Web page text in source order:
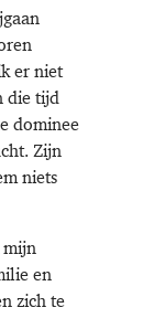
er niet
die tijd
dominee
Zijn
niets
mijn
en
zich te